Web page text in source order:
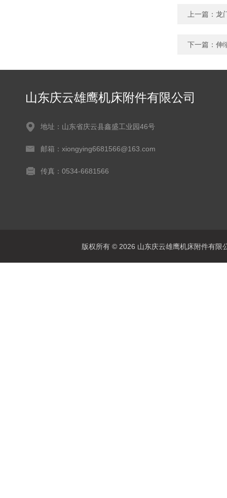
上一篇： 龙
下一篇： 伸
山东庆云雄鹰机床附件有限公司
地址：山东省庆云县鑫盛工业园46号
邮箱：xiongying6681566@163.com
传真：0534-6681566
版权所有 © 2026 山东庆云雄鹰机床附件有